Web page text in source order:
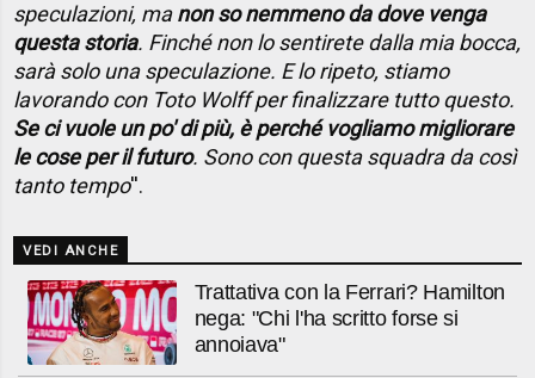
speculazioni, manon so nemmeno da dove venga
questa storia. Finché non lo sentirete dalla mia bocca,
sarà solo una speculazione. E lo ripeto, stiamo
lavorando con Toto Wolff per finalizzare tutto questo.
Se ci vuole un po' di più, è perché vogliamo migliorare
le cose per il futuro. Sono con questa squadra da così
tanto tempo''.
VEDI ANCHE
Trattativa con la Ferrari? Hamilton
nega: "Chi l'ha scritto forse si
annoiava"